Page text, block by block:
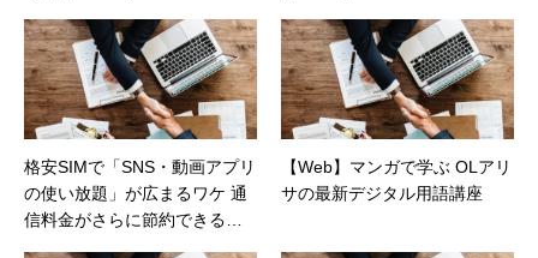
格安SIMで「SNS・動画アプリ
の使い放題」が広まるワケ 通
信料金がさらに節約できる
【Web】マンガで学ぶ OLアリ
サの最新デジタル用語講座